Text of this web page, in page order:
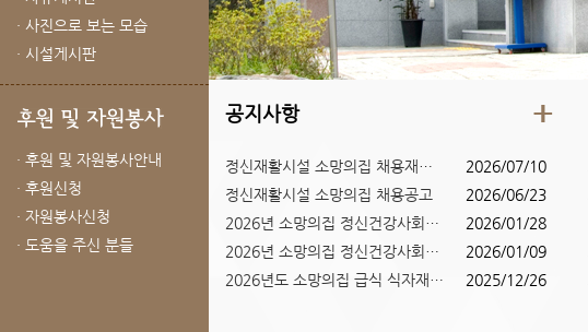
· 사진으로 보는 모습
· 시설게시판
· 후원 및 자원봉사안내
· 후원신청
· 자원봉사신청
· 도움을 주신 분들
PreviousNext
23
공지사항
정신재활시설 소망의집 채용재공고
2026/07/10
정신재활시설 소망의집 채용공고
2026/06/23
2026년 소망의집 정신건강사회복...
2026/01/28
2026년 소망의집 정신건강사회복...
2026/01/09
2026년도 소망의집 급식 식자재 ...
2025/12/26